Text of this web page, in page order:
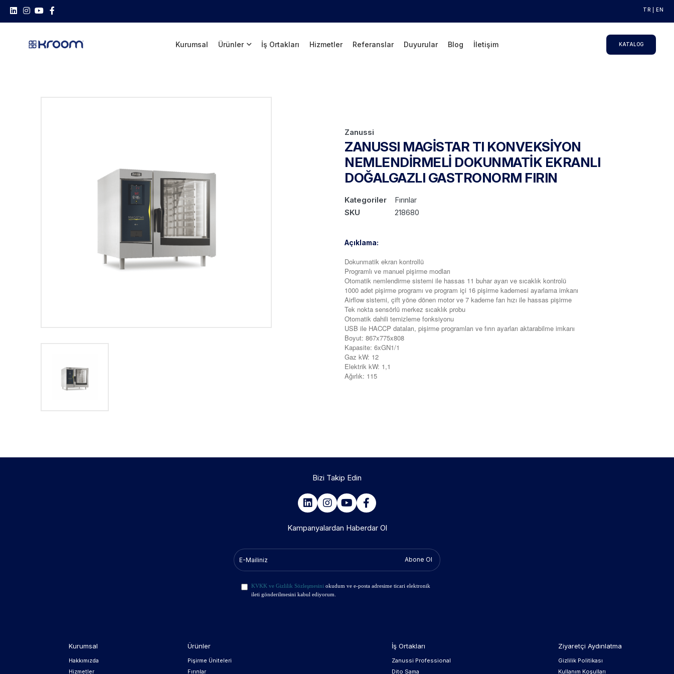
TR EN
Kurumsal Ürünler İş Ortakları Hizmetler Referanslar Duyurular Blog İletişim KATALOG
Zanussi
ZANUSSI MAGİSTAR TI KONVEKSİYON
NEMLENDİRMELİ DOKUNMATİK EKRANLI
DOĞALGAZLI GASTRONORM FIRIN
Kategoriler
Fırınlar
SKU
218680
Açıklama:
Dokunmatik ekran kontrollü
Programlı ve manuel pişirme modları
Otomatik nemlendirme sistemi ile hassas 11 buhar ayarı ve sıcaklık kontrolü
1000 adet pişirme programı ve program içi 16 pişirme kademesi ayarlama imkanı
Airflow sistemi, çift yöne dönen motor ve 7 kademe fan hızı ile hassas pişirme
Tek nokta sensörlü merkez sıcaklık probu
Otomatik dahili temizleme fonksiyonu
USB ile HACCP dataları, pişirme programları ve fırın ayarları aktarabilme imkanı
Boyut: 867x775x808
Kapasite: 6xGN1/1
Gaz kW: 12
Elektrik kW: 1,1
Ağırlık: 115
Bizi Takip Edin
Kampanyalardan Haberdar Ol
Abone Ol
KVKK ve Gizlilik Sözleşmesini okudum ve e-posta adresime ticari elektronik
ileti gönderilmesini kabul ediyorum.
Kurumsal
Hakkımızda
Hizmetler
Ürünler
Pişirme Üniteleri
Fırınlar
İş Ortakları
Zanussi Professional
Dito Sama
Ziyaretçi Aydınlatma
Gizlilik Politikası
Kullanım Koşulları